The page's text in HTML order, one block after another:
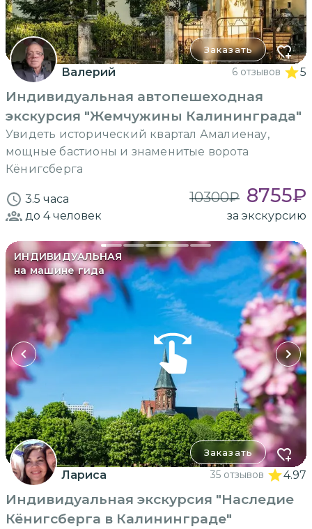
Заказать
Валерий 6 отзывов 5
Индивидуальная автопешеходная
экскурсия "Жемчужины Калининграда"
Увидеть исторический квартал Амалиенау,
мощные бастионы и знаменитые ворота
Кёнигсберга
3.5 часа 10300₽ 8755₽
до 4человек за экскурсию
ИНДИВИДУАЛЬНАЯ
на машине гида
Заказать
Лариса 35 отзывов 4.97
Индивидуальная экскурсия "Наследие
Кёнигсберга в Калининграде"